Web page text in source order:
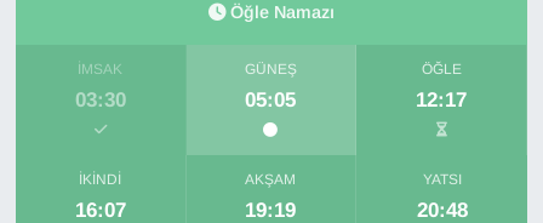
Öğle Namazı
İMSAK
03:30
GÜNEŞ
05:05
ÖĞLE
12:17
İKINDI
16:07
AKŞAM
19:19
YATSI
20:48